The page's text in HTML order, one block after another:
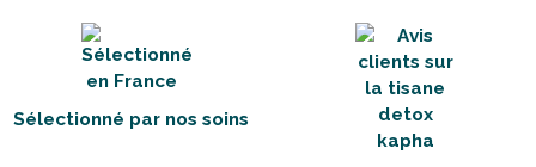
Sélectionné par nos soins